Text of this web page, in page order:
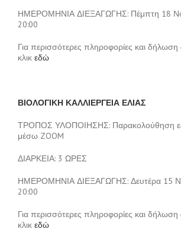
ΗΜΕΡΟΜΗΝΙΑ ΔΙΕΞΑΓΩΓΗΣ: Πέμπτη 18
20:00
Για περισσότερες πληροφορίες και
κλικ εδώ
ΒΙΟΛΟΓΙΚΗ ΚΑΛΛΙΕΡΓΕΙΑ ΕΛΙΑΣ
ΤΡΟΠΟΣ ΥΛΟΠΟΙΗΣΗΣ: Παρακολούθηση
μέσω ZOOM
ΔΙΑΡΚΕΙΑ: 3 ΩΡΕΣ
ΗΜΕΡΟΜΗΝΙΑ ΔΙΕΞΑΓΩΓΗΣ: Δευτέρα 15
20:00
Για περισσότερες πληροφορίες και
κλικ εδώ